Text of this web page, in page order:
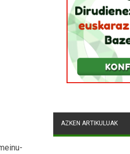
AZKEN ARTIKULUAK